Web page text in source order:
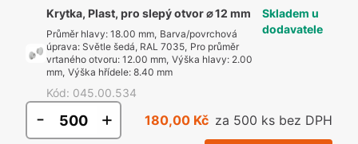
Krytka, Plast, pro slepý otvor ⌀ 12 mm
Průměr hlavy:18.00 mm, Barva/povrchová
úprava: Světle šedá, RAL 7035, Pro průměr
vrtaného otvoru:12.00 mm, Výška hlavy: 2.00
mm, Výška hřídele:8.40 mm
Kód: 045.00.534
Skladem u
dodavatele
- + 180,00 Kč za 500 ks bez DPH